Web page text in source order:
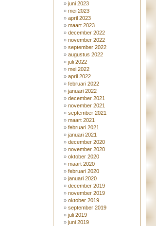
juni 2023
mei 2023
april 2023
maart 2023
december 2022
november 2022
september 2022
augustus 2022
juli 2022
mei 2022
april 2022
februari 2022
januari 2022
december 2021
november 2021
september 2021
maart 2021
februari 2021
januari 2021
december 2020
november 2020
oktober 2020
maart 2020
februari 2020
januari 2020
december 2019
november 2019
oktober 2019
september 2019
juli 2019
juni 2019